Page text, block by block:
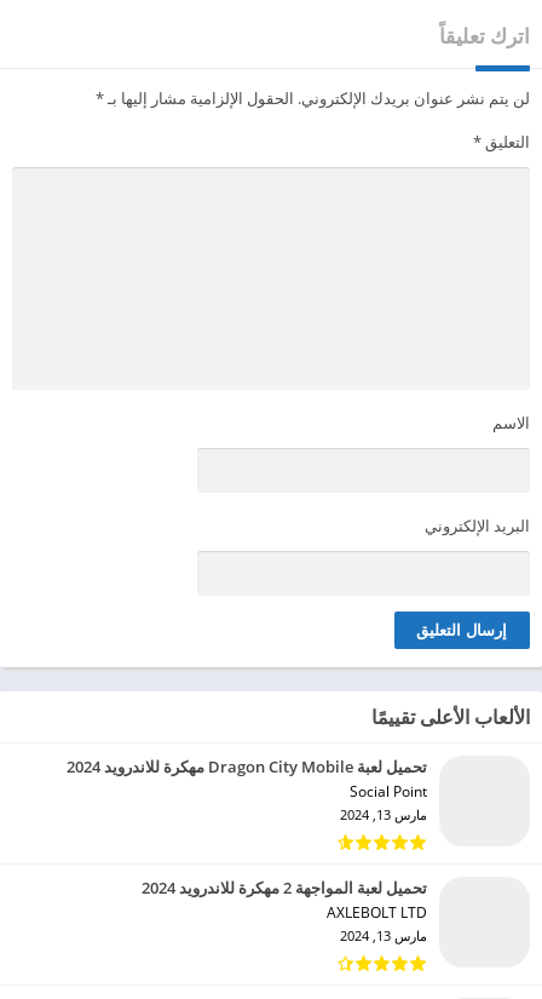
اترك تعليقاً
لن يتم نشر عنوان بريدك الإلكتروني. الحقول الإلزامية مشار إليها بـ*
التعليق*
الاسم
البريد الإلكتروني
الألعاب الأعلى تقييمًا
تحميل لعبة Dragon City Mobile مهكرة للاندرويد 2024
Social Point‏
مارس 13, 2024
تحميل لعبة المواجهة 2 مهكرة للاندرويد 2024
AXLEBOLT LTD‏
مارس 13, 2024